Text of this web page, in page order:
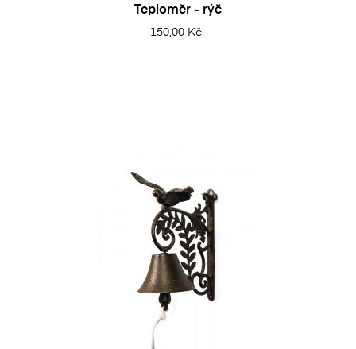
Teploměr - rýč
150,00 Kč